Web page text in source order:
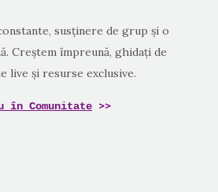
susținere de grup și o
Creștem împreună, ghidați de
live și resurse exclusive.
în Comunitate>>